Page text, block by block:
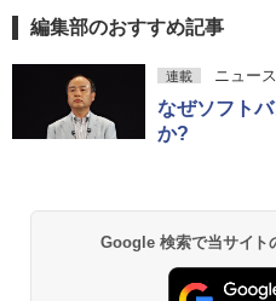
ニタ 1点
ort/VGA
￥3,650
ATA |
ライト |
A・
ル付属【
花沢健吾 ]
￥594
Anker
￥7,990
￥5,990
BRUCE
[Explicit]
￥250
BRUCE
[Explicit]
￥250
【
ET ラベルレ
￥1,112
by
富士山の天
ットル
薬屋のひと
ンガンコミ
￥770
異世界居
エース)
￥832
編集部のおすすめ記事
連載 ニュー
なぜソフト
か?
Google 検索で当サイト